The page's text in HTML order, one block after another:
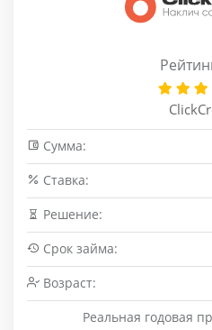
Сумма:
Cтавка:
Решение:
Срок займа:
Возраст:
Реальная годовая